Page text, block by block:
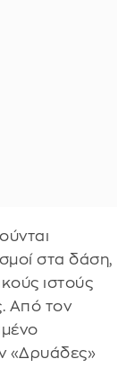
στα δάση,
ιστούς
Από τον
«Δρυάδες»